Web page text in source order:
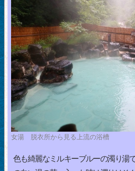
女湯 脱衣所から見る上流の浴槽
色も綺麗なミルキーブルーの濁り湯